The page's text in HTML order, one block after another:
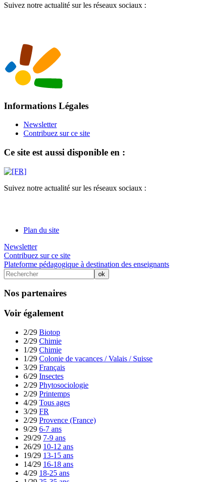
Suivez notre actualité sur les réseaux sociaux :
Informations Légales
Newsletter
Contribuez sur ce site
Ce site est aussi disponible en :
Suivez notre actualité sur les réseaux sociaux :
Plan du site
Newsletter
Contribuez sur ce site
Plateforme pédagogique à destination des enseignants
Nos partenaires
Voir également
2/29 Biotop
2/29 Chimie
1/29 Chimie
1/29 Colonie de vacances / Valais / Suisse
3/29 Français
6/29 Insectes
2/29 Phytosociologie
2/29 Printemps
4/29 Tous ages
3/29 FR
2/29 Provence (France)
9/29 6-7 ans
29/29 7-9 ans
26/29 10-12 ans
19/29 13-15 ans
14/29 16-18 ans
4/29 18-25 ans